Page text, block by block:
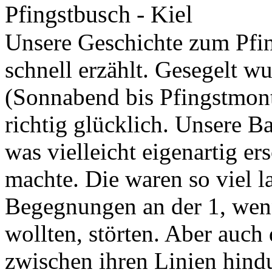
Pfingstbusch - Kiel
Unsere Geschichte zum
schnell erzählt. Gesegelt
(Sonnabend bis
richtig glücklich. Unsere
was vielleicht eigenartig
machte. Die waren so viel
Begegnungen an der 1,
wollten, störten. Aber
zwischen ihren Linien